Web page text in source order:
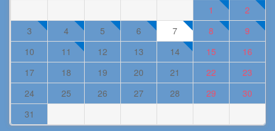
1
2
3
4 5 6 7 8
9
10
11 12 13 14 15
16
17
18 19 20 21 22
23
24
25 26 27 28 29
30
31